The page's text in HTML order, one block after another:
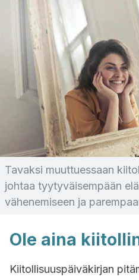
Tavaksi muuttuessaan
johtaa tyytyväisempään
vähenemiseen ja
Ole aina
Kiitollisuuspäiväkirjan